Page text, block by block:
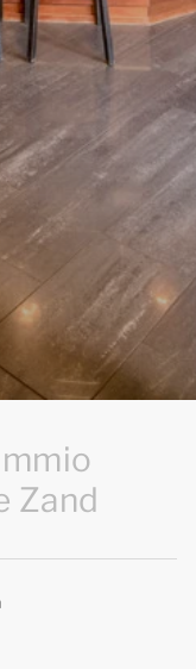
Zand